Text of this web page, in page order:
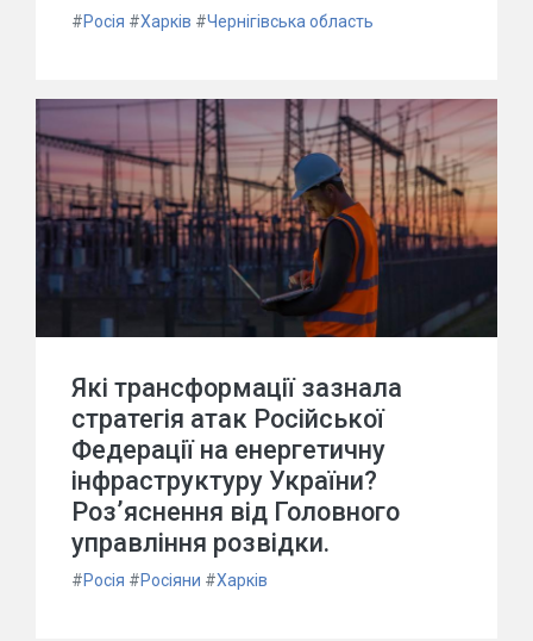
#Росія #Харків #Чернігівська область
Які трансформації зазнала
стратегія атак Російської
Федерації на енергетичну
інфраструктуру України?
Роз’яснення від Головного
управління розвідки.
#Росія #Росіяни #Харків